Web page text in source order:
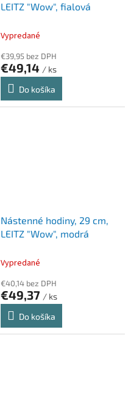
LEITZ "Wow", fialová
Vypredané
€39,95 bez DPH
€49,14 / ks
Do košíka
Nástenné hodiny, 29 cm,
LEITZ "Wow", modrá
Vypredané
€40,14 bez DPH
€49,37 / ks
Do košíka